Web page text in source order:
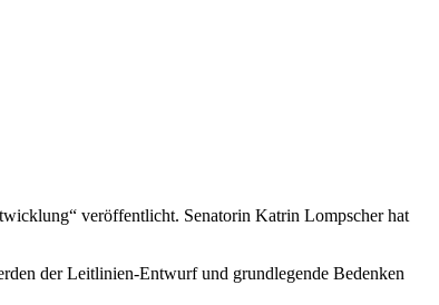
veröffentlicht. Senatorin Katrin Lompscher hat
der Leitlinien-Entwurf und grundlegende Bedenken